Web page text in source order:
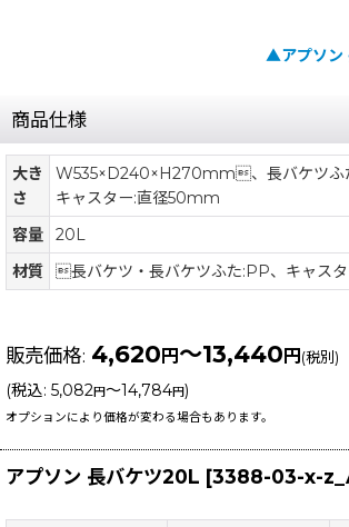
▲アプソン
商品仕様
大き
さ
W535×D240×H270mm、長バケツふ
キャスター:直径50mm
容量
20L
材質
長バケツ・長バケツふた:PP、キャス
販売価格: 4,620 円 ～13,440 円 (税別)
(税込: 5,082円～14,784円)
オプションにより価格が変わる場合もあります。
アプソン 長バケツ20L [3388-03-x-